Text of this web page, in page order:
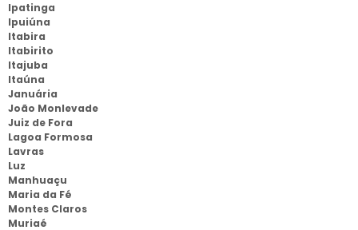
Ipatinga
Ipuiúna
Itabira
Itabirito
Itajuba
Itaúna
Januária
João Monlevade
Juiz de Fora
Lagoa Formosa
Lavras
Luz
Manhuaçu
Maria da Fé
Montes Claros
Muriaé